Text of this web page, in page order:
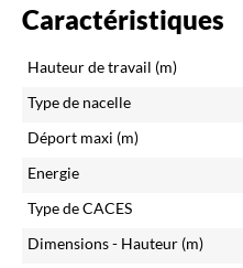
Caractéristiques
Hauteur de travail (m)
Type de nacelle
Déport maxi (m)
Energie
Type de CACES
Dimensions - Hauteur (m)